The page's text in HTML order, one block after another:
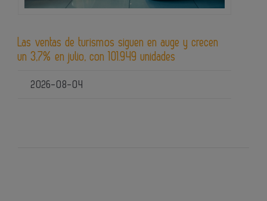
Las ventas de turismos siguen en auge y crecen
un 3,7% en julio, con 101.949 unidades
2026-08-04